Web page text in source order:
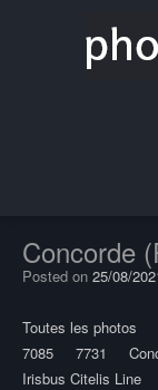
Concorde
Posted on 25/08/
Toutes les photos
7085
7731
Irisbus Citelis Line